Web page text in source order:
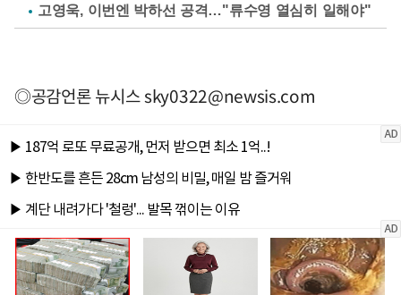
고영욱, 이번엔 박하선 공격…"류수영 열심히 일해야"
◎공감언론 뉴시스sky0322@newsis.com